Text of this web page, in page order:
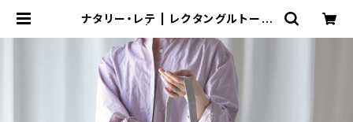
ナタリー・レテ | レクタングルトート
g Blue cat | Flune 文房具 猫雑貨
ナタリーレテ チャーミーちゃん フ
ルネノネコ